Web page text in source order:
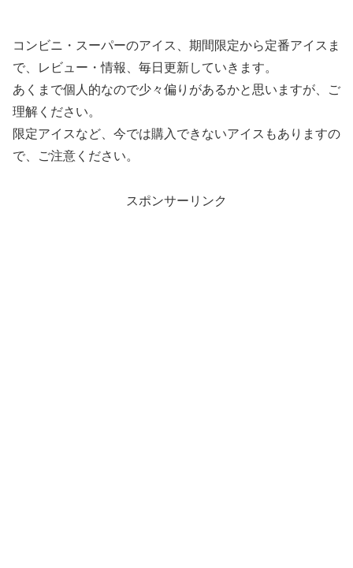
コンビニ・スーパーのアイス、期間限定から定番アイスま
で、レビュー・情報、毎日更新していきます。
あくまで個人的なので少々偏りがあるかと思いますが、ご
理解ください。
限定アイスなど、今では購入できないアイスもありますの
で、ご注意ください。
スポンサーリンク